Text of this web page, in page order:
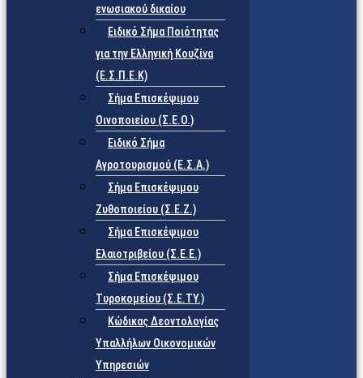
ενωσιακού δικαίου
Ειδικό Σήμα Ποιότητας
για την Ελληνική Κουζίνα
(Ε.Σ.Π.Ε.Κ)
Σήμα Επισκέψιμου
Οινοποιείου (Σ.Ε.Ο.)
Ειδικό Σήμα
Αγροτουρισμού (Ε.Σ.Α.)
Σήμα Επισκέψιμου
Ζυθοποιείου (Σ.Ε.Ζ.)
Σήμα Επισκέψιμου
Ελαιοτριβείου (Σ.Ε.Ε.)
Σήμα Επισκέψιμου
Τυροκομείου (Σ.Ε.TY.)
Κώδικας Δεοντολογίας
Υπαλλήλων Οικονομικών
Υπηρεσιών